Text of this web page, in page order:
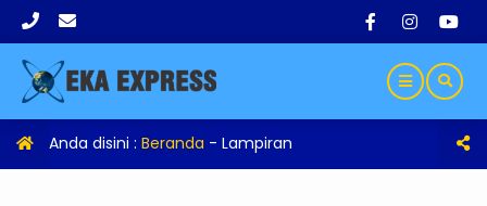
Anda disini : Beranda - Lampiran